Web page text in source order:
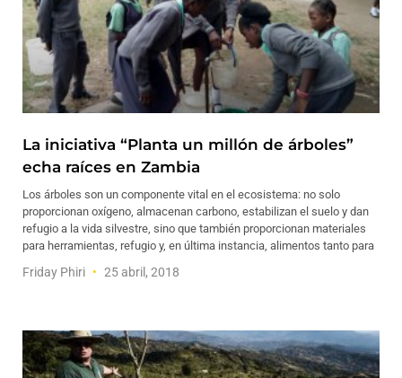
La iniciativa “Planta un millón de árboles”
echa raíces en Zambia
Los árboles son un componente vital en el ecosistema: no solo
proporcionan oxígeno, almacenan carbono, estabilizan el suelo y dan
refugio a la vida silvestre, sino que también proporcionan materiales
para herramientas, refugio y, en última instancia, alimentos tanto para
Friday Phiri 25 abril, 2018